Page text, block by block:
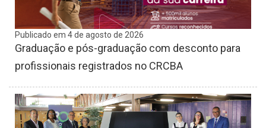
Publicado em 4 de agosto de 2026
Graduação e pós-graduação com desconto para
profissionais registrados no CRCBA